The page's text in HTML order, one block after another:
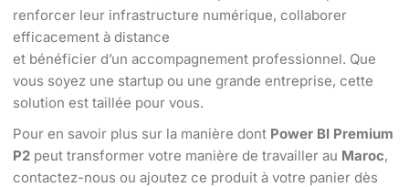
renforcer leur infrastructure numérique, collaborer
efficacement à distance
et bénéficier d’un accompagnement professionnel. Que
vous soyez une startup ou une grande entreprise, cette
solution est taillée pour vous.
Pour en savoir plus sur la manière dont Power BI Premium
P2 peut transformer votre manière de travailler au Maroc,
contactez-nous ou ajoutez ce produit à votre panier dès